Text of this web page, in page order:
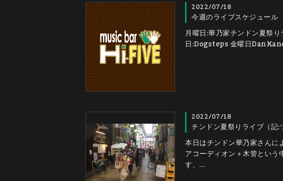
2022/07/18
今週のライブスケジュール
月曜日:華乃家チンドン夏祭
日:Dogsteps 金曜日
2022/07/18
チンドン夏祭りライブ（記:
本日はチンドン華乃家さん
アコーディオン＋木管とい
す、…